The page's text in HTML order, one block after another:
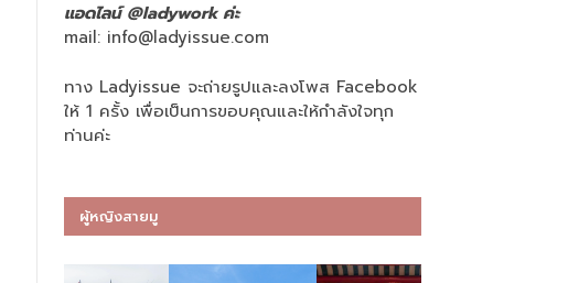
แอดไลน์ @ladywork ค่ะ
mail: info@ladyissue.com
ทาง Ladyissue จะถ่ายรูปและลงโพส Facebook
ให้ 1 ครั้ง เพื่อเป็นการขอบคุณและให้กำลังใจทุก
ท่านค่ะ
ผู้หญิงสายมู